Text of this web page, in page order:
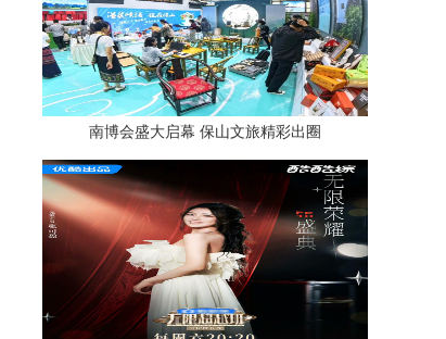
南博会盛大启幕 保山文旅精彩出圈